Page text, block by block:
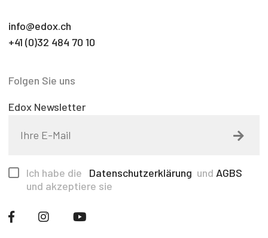
info@edox.ch
+41 (0)32 484 70 10
Folgen Sie uns
Edox Newsletter
Ich habe die Datenschutzerklärung und AGBS
und akzeptiere sie